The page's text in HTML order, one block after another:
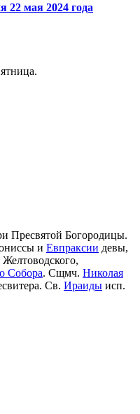
22 мая 2024 года
Пресвятой Богородицы.
и Евпраксии девы,
Желтоводского,
Собора. Сщмч. Николая
Св. Ираиды исп.